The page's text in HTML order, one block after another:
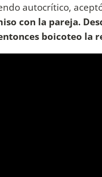
autocrítico,
con la pareja.
boicoteo la